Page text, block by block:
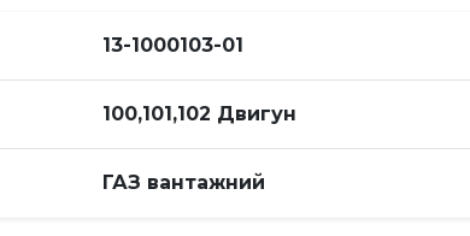
13-1000103-01
100,101,102 Двигун
ГАЗ вантажний